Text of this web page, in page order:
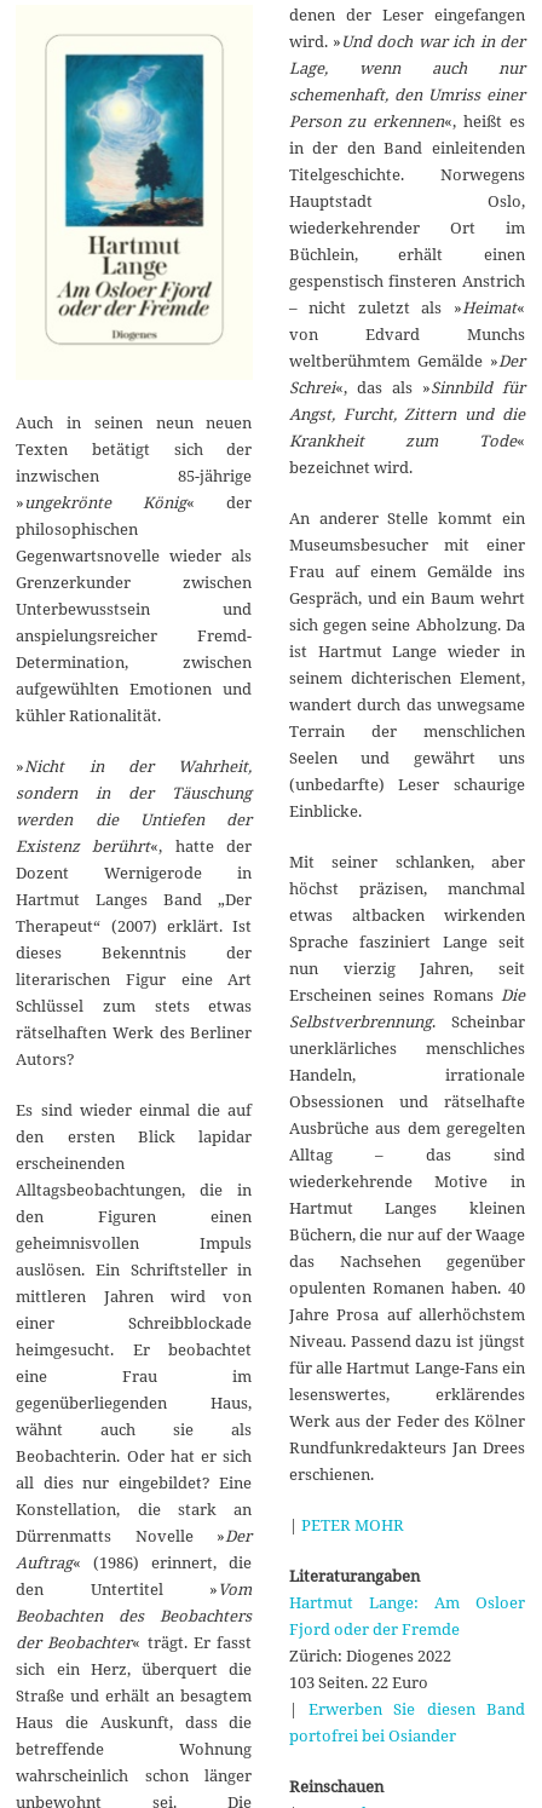
Auch in seinen neun neuen
Texten betätigt sich der
inzwischen 85-jährige
»ungekrönte König« der
philosophischen
Gegenwartsnovelle wieder als
Grenzerkunder zwischen
Unterbewusstsein und
anspielungsreicher Fremd-
Determination, zwischen
aufgewühlten Emotionen und
kühler Rationalität.
»Nicht in der Wahrheit,
sondern in der Täuschung
werden die Untiefen der
Existenz berührt«, hatte der
Dozent Wernigerode in
Hartmut Langes Band „Der
Therapeut“ (2007) erklärt. Ist
dieses Bekenntnis der
literarischen Figur eine Art
Schlüssel zum stets etwas
rätselhaften Werk des Berliner
Autors?
Es sind wieder einmal die auf
den ersten Blick lapidar
erscheinenden
Alltagsbeobachtungen, die in
den Figuren einen
geheimnisvollen Impuls
auslösen. Ein Schriftsteller in
mittleren Jahren wird von
einer Schreibblockade
heimgesucht. Er beobachtet
eine Frau im
gegenüberliegenden Haus,
wähnt auch sie als
Beobachterin. Oder hat er sich
all dies nur eingebildet? Eine
Konstellation, die stark an
Dürrenmatts Novelle »Der
Auftrag« (1986) erinnert, die
den Untertitel »Vom
Beobachten des Beobachters
der Beobachter« trägt. Er fasst
sich ein Herz, überquert die
Straße und erhält an besagtem
Haus die Auskunft, dass die
betreffende Wohnung
wahrscheinlich schon länger
unbewohnt sei. Die
denen der Leser eingefangen
wird. »Und doch war ich in der
Lage, wenn auch nur
schemenhaft, den Umriss einer
Person zu erkennen«, heißt es
in der den Band einleitenden
Titelgeschichte. Norwegens
Hauptstadt Oslo,
wiederkehrender Ort im
Büchlein, erhält einen
gespenstisch finsteren Anstrich
– nicht zuletzt als »Heimat«
von Edvard Munchs
weltberühmtem Gemälde »Der
Schrei«, das als »Sinnbild für
Angst, Furcht, Zittern und die
Krankheit zum Tode«
bezeichnet wird.
An anderer Stelle kommt ein
Museumsbesucher mit einer
Frau auf einem Gemälde ins
Gespräch, und ein Baum wehrt
sich gegen seine Abholzung. Da
ist Hartmut Lange wieder in
seinem dichterischen Element,
wandert durch das unwegsame
Terrain der menschlichen
Seelen und gewährt uns
(unbedarfte) Leser schaurige
Einblicke.
Mit seiner schlanken, aber
höchst präzisen, manchmal
etwas altbacken wirkenden
Sprache fasziniert Lange seit
nun vierzig Jahren, seit
Erscheinen seines Romans Die
Selbstverbrennung. Scheinbar
unerklärliches menschliches
Handeln, irrationale
Obsessionen und rätselhafte
Ausbrüche aus dem geregelten
Alltag – das sind
wiederkehrende Motive in
Hartmut Langes kleinen
Büchern, die nur auf der Waage
das Nachsehen gegenüber
opulenten Romanen haben. 40
Jahre Prosa auf allerhöchstem
Niveau. Passend dazu ist jüngst
für alle Hartmut Lange-Fans ein
lesenswertes, erklärendes
Werk aus der Feder des Kölner
Rundfunkredakteurs Jan Drees
erschienen.
| PETER MOHR
Literaturangaben
Hartmut Lange: Am Osloer
Fjord oder der Fremde
Zürich: Diogenes 2022
103 Seiten. 22 Euro
| Erwerben Sie diesen Band
portofrei bei Osiander
Reinschauen